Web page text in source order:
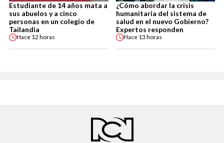
Estudiante de 14 años mata a
sus abuelos y a cinco
personas en un colegio de
Tailandia
Hace 12 horas
¿Cómo abordar la crisis
humanitaria del sistema de
salud en el nuevo Gobierno?
Expertos responden
Hace 13 horas